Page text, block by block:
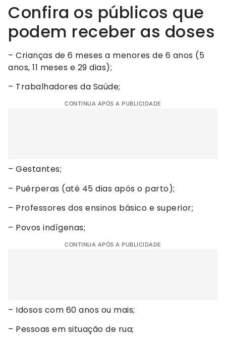
Confira os públicos que
podem receber as doses
– Crianças de 6 meses a menores de 6 anos (5
anos, 11 meses e 29 dias);
– Trabalhadores da Saúde;
CONTINUA APÓS A PUBLICIDADE
– Gestantes;
– Puérperas (até 45 dias após o parto);
– Professores dos ensinos básico e superior;
– Povos indígenas;
CONTINUA APÓS A PUBLICIDADE
– Idosos com 60 anos ou mais;
– Pessoas em situação de rua;